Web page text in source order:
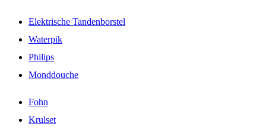
Elektrische Tandenborstel
Waterpik
Philips
Monddouche
Fohn
Krulset